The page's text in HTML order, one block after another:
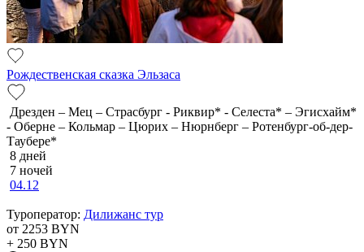
Рождественская сказка Эльзаса
Дрезден – Мец – Страсбург - Риквир* - Селеста* – Эгисхайм*
- Оберне – Кольмар – Цюрих – Нюрнберг – Ротенбург-об-дер-
Таубере*
8 дней
7 ночей
04.12
Туроператор: Дилижанс тур
от 2253 BYN
+ 250 BYN